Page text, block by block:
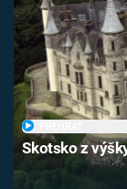
Skotsko z